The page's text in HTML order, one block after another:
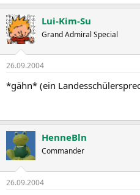
Lui-Kim-Su
Grand Admiral Special
26.09.2004
*gähn* (ein
HenneBln
Commander
26.09.2004